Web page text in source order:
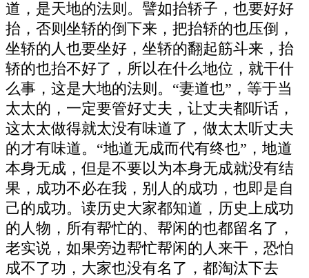
道，是天地的法则。譬如抬轿子，也要好好
抬，否则坐轿的倒下来，把抬轿的也压倒，
坐轿的人也要坐好，坐轿的翻起筋斗来，抬
轿的也抬不好了，所以在什么地位，就干什
么事，这是大地的法则。“妻道也”，等于当
太太的，一定要管好丈夫，让丈夫都听话，
这太太做得就太没有味道了，做太太听丈夫
的才有味道。“地道无成而代有终也”，地道
本身无成，但是不要以为本身无成就没有结
果，成功不必在我，别人的成功，也即是自
己的成功。读历史大家都知道，历史上成功
的人物，所有帮忙的、帮闲的也都留名了，
老实说，如果旁边帮忙帮闲的人来干，恐怕
成不了功，大家也没有名了，都淘汰下去